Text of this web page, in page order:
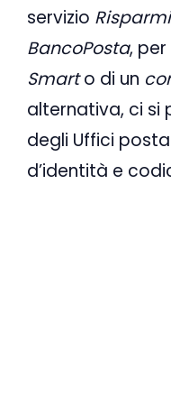
servizio
BancoPosta,
Smarto di un
alternativa, ci si
degli Uffici
d’identità e